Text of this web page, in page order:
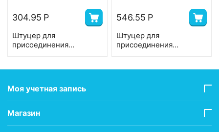
304.95 Р
Штуцер для
присоединения
546.55 Р
Штуцер для
присоединения
Моя учетная запись
Магазин